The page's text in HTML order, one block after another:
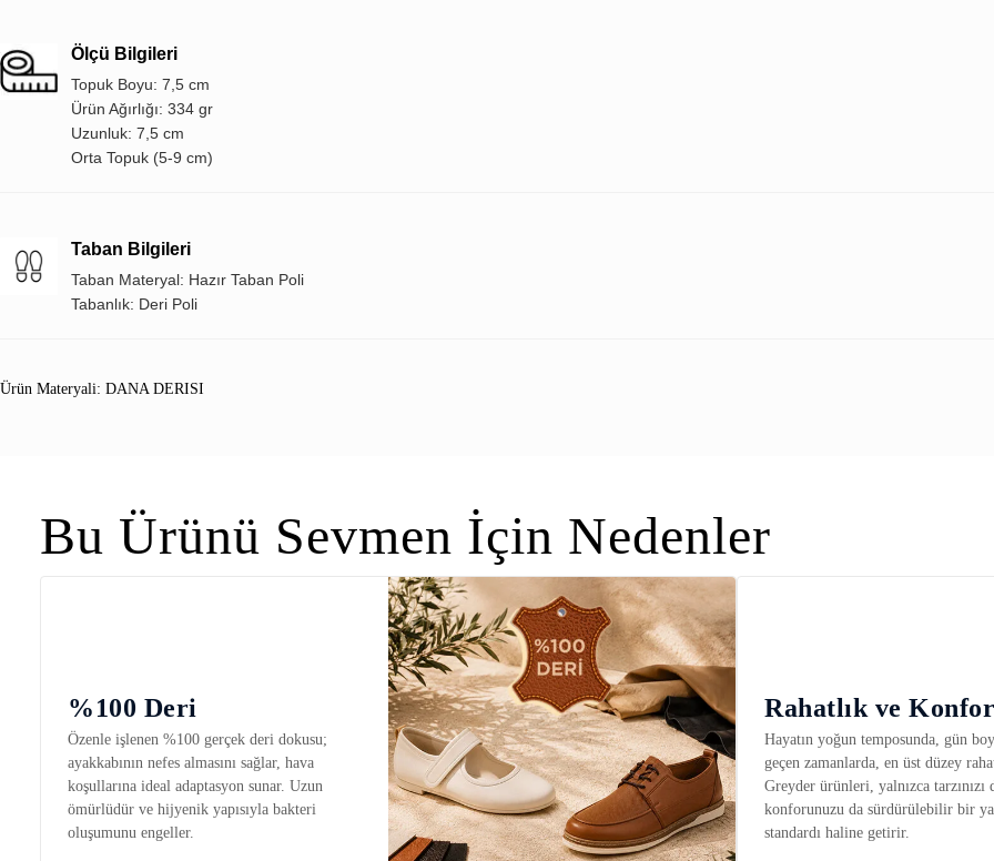
Ölçü Bilgileri
Topuk Boyu: 7,5 cm
Ürün Ağırlığı: 334 gr
Uzunluk: 7,5 cm
Orta Topuk (5-9 cm)
Taban Bilgileri
Taban Materyal: Hazır Taban Poli
Tabanlık: Deri Poli
Ürün Materyali: DANA DERISI
Bu Ürünü Sevmen İçin Nedenler
%100 Deri
Özenle işlenen %100 gerçek deri dokusu;
ayakkabının nefes almasını sağlar, hava
koşullarına ideal adaptasyon sunar. Uzun
ömürlüdür ve hijyenik yapısıyla bakteri
oluşumunu engeller.
Rahatlık ve Konfor
Hayatın yoğun temposunda, gün
geçen zamanlarda, en üst düzey
Greyder ürünleri, yalnızca tarzınızı
konforunuzu da sürdürülebilir bir
standardı haline getirir.